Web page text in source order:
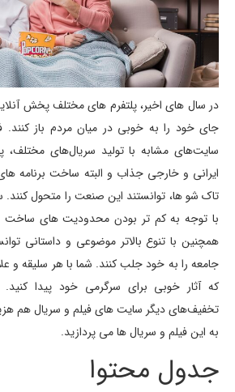
در سال های اخیر، پلتفرم های مختلف پخش
جای خود را به خوبی در میان مردم باز کنند.
سایت‌های مشابه با تولید سریال‌های
ایرانی و خارجی جذاب و البته ساخت برنامه
تاک شو ها، توانستند این صنعت را متحول
با توجه به کم تر بودن محدودیت های
همچنین با تنوع بالاتر موضوعی و داستانی
جامعه را به خود جلب کنند. شما با هر سلیقه و
که آثار خوبی برای سرگرمی خود پیدا
تخفیف‌های دیگر سایت های فیلم و سریال هم
به این فیلم و سریال ها می پردازید.
جدول محتوا